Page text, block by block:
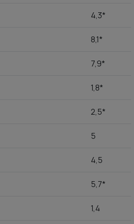
4,3*
8,1*
7,9*
1,8*
2,5*
5
4,5
5,7*
1,4